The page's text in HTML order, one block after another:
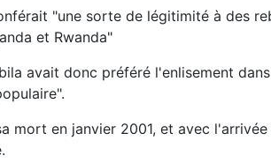
"une sorte de légitimité à des
et Rwanda"
avait donc préféré l'enlisement
mort en janvier 2001, et avec